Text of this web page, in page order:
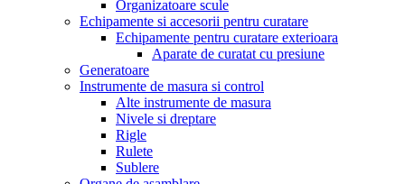
Organizatoare scule
Echipamente si accesorii pentru curatare
Echipamente pentru curatare exterioara
Aparate de curatat cu presiune
Generatoare
Instrumente de masura si control
Alte instrumente de masura
Nivele si dreptare
Rigle
Rulete
Sublere